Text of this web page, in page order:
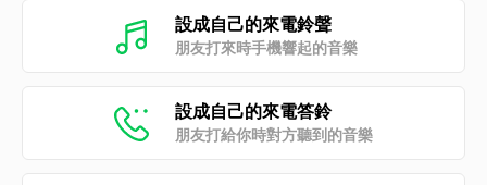
設成自己的來電鈴聲
朋友打來時手機響起的音樂
設成自己的來電答鈴
朋友打給你時對方聽到的音樂